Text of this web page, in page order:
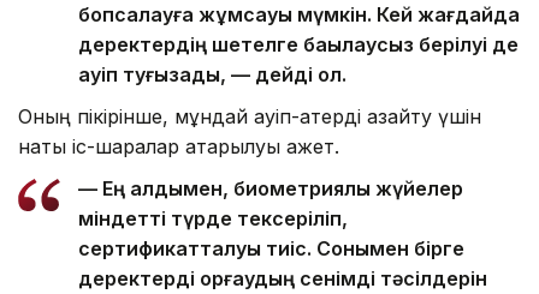
бопсалауға жұмсауы мүмкін. Кей жағдайда
деректердің шетелге бақылаусыз берілуі де
қауіп туғызады, — дейді ол.
Оның пікірінше, мұндай қауіп-қатерді азайту үшін
нақты іс-шаралар атқарылуы қажет.
— Ең алдымен, биометриялық жүйелер
міндетті түрде тексеріліп,
сертификатталуы тиіс. Сонымен бірге
деректерді қорғаудың сенімді тәсілдерін